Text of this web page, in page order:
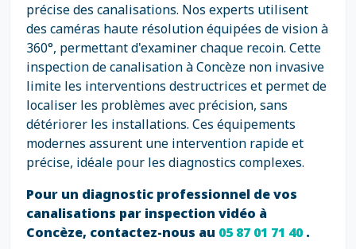
précise des canalisations. Nos experts utilisent
des caméras haute résolution équipées de vision à
360°, permettant d'examiner chaque recoin. Cette
inspection de canalisation à Concèze non invasive
limite les interventions destructrices et permet de
localiser les problèmes avec précision, sans
détériorer les installations. Ces équipements
modernes assurent une intervention rapide et
précise, idéale pour les diagnostics complexes.
Pour un diagnostic professionnel de vos
canalisations par inspection vidéo à
Concèze, contactez-nous au 05 87 01 71 40.